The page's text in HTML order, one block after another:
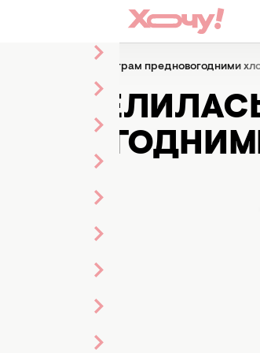
поделилась в Инстаграм предновогодними